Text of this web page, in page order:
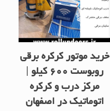
خرید موتور کرکره برقی
روبوست 600 کیلو |
مرکز درب و کرکره
اتوماتیک در اصفهان